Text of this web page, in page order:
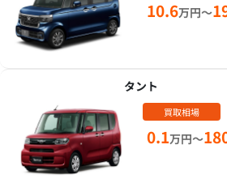
10.6万円～
タント
買取相場
0.1万円～